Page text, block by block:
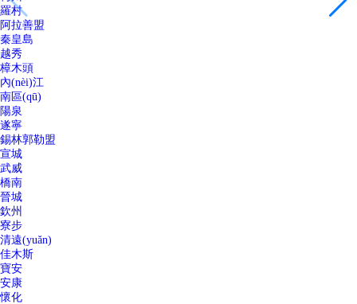
羅村
阿拉善盟
秦皇島
越秀
樟木頭
內(nèi)江
南區(qū)
陽泉
遂寧
錫林郭勒盟
宣城
武威
橋南
晉城
欽州
寮步
清遠(yuǎn)
佳木斯
寶安
安康
懷化